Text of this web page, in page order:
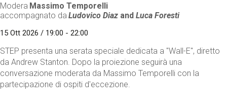
Modera Massimo Temporelli
accompagnato da Ludovico Diaz andLuca Foresti
15 Ott 2026 / 19:00 - 22:00
STEP presenta una serata speciale dedicata a "Wall-E", diretto
da Andrew Stanton. Dopo la proiezione seguirà una
conversazione moderata da Massimo Temporelli con la
partecipazione di ospiti d'eccezione.